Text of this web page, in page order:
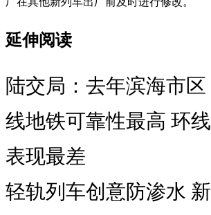
延伸阅读
陆交局：去年滨海市区
线地铁可靠性最高 环线
表现最差
轻轨列车创意防渗水 新